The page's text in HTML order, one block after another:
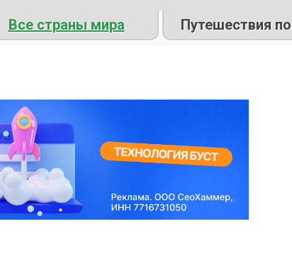
Все страны мира Путешествия